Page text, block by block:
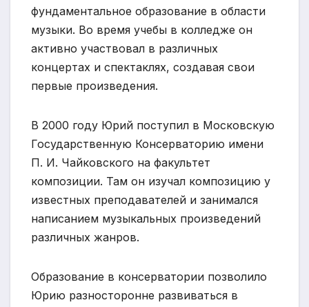
фундаментальное образование в области
музыки. Во время учебы в колледже он
активно участвовал в различных
концертах и спектаклях, создавая свои
первые произведения.
В 2000 году Юрий поступил в Московскую
Государственную Консерваторию имени
П. И. Чайковского на факультет
композиции. Там он изучал композицию у
известных преподавателей и занимался
написанием музыкальных произведений
различных жанров.
Образование в консерватории позволило
Юрию разносторонне развиваться в